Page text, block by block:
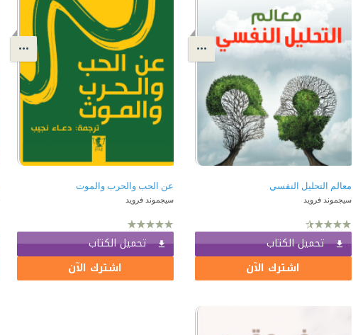
معالم التحليل النفسي
سيجموند فرويد
تحميل الكتاب
اشترك الآن
عن الحب والحرب والموت
سيجموند فرويد
تحميل الكتاب
اشترك الآن